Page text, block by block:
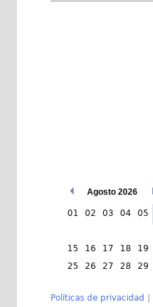
Agosto 2026
01 02 03 04 05
15
16 17 18 19
25
26 27 28 29
Políticas de privacidad |